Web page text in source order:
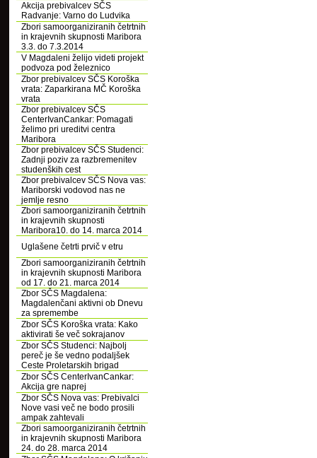
Akcija prebivalcev SČS
Radvanje: Varno do Ludvika
Zbori samoorganiziranih četrtnih
in krajevnih skupnosti Maribora
3.3. do 7.3.2014
V Magdaleni želijo videti projekt
podvoza pod železnico
Zbor prebivalcev SČS Koroška
vrata: Zaparkirana MČ Koroška
vrata
Zbor prebivalcev SČS
CenterIvanCankar: Pomagati
želimo pri ureditvi centra
Maribora
Zbor prebivalcev SČS Studenci:
Zadnji poziv za razbremenitev
studenških cest
Zbor prebivalcev SČS Nova vas:
Mariborski vodovod nas ne
jemlje resno
Zbori samoorganiziranih četrtnih
in krajevnih skupnosti
Maribora10. do 14. marca 2014
Uglašene četrti prvič v etru
Zbori samoorganiziranih četrtnih
in krajevnih skupnosti Maribora
od 17. do 21. marca 2014
Zbor SČS Magdalena:
Magdalenčani aktivni ob Dnevu
za spremembe
Zbor SČS Koroška vrata: Kako
aktivirati še več sokrajanov
Zbor SČS Studenci: Najbolj
pereč je še vedno podaljšek
Ceste Proletarskih brigad
Zbor SČS CenterIvanCankar:
Akcija gre naprej
Zbor SČS Nova vas: Prebivalci
Nove vasi več ne bodo prosili
ampak zahtevali
Zbori samoorganiziranih četrtnih
in krajevnih skupnosti Maribora
24. do 28. marca 2014